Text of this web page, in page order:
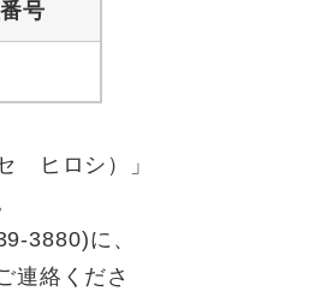
号
ヒロシ）」
3880)に、
連絡くださ